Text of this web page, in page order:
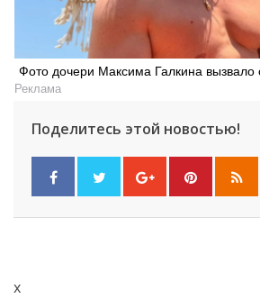
Фото дочери Максима Галкина вызвало
Реклама
Поделитесь этой новостью!
x